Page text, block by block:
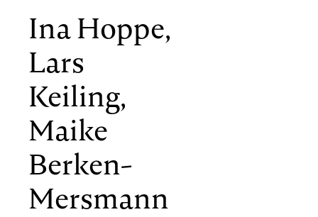
Ina Hoppe,
Lars
Keiling,
Maike
Berken-
Mersmann